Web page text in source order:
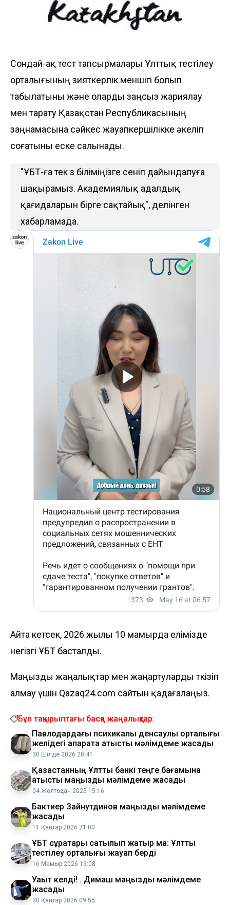
Сондай-ақ тест тапсырмалары Ұлттық тестілеу
орталығының зияткерлік меншігі болып
табылатыны және оларды заңсыз жариялау
мен тарату Қазақстан Республикасының
заңнамасына сәйкес жауапкершілікке әкеліп
соғатыны еске салынады.
"ҰБТ-ға тек өз біліміңізге сеніп дайындалуға
шақырамыз. Академиялық адалдық
қағидаларын бірге сақтайық", делінген
хабарламада.
Айта кетсек, 2026 жылы 10 мамырда елімізде
негізгі ҰБТ басталды.
Маңызды жаңалықтар мен жаңартуларды өткізіп
алмау үшін Qazaq24.com сайтын қадағалаңыз.
Бұл тақырыптағы басқа жаңалықтар:
Павлодардағы психикалық денсаулық орталығы
желідегі ақпаратқа қатысты мәлімдеме жасады
30 Шілде 2026 20:41
Қазақстанның Ұлттық банкі теңге бағамына
қатысты маңызды мәлімдеме жасады
04 Желтоқсан 2025 15:16
Бактиер Зайнутдинов маңызды мәлімдеме
жасады
11 Қаңтар 2026 21:00
ҰБТ сұрақтары сатылып жатыр ма: Ұлттық
тестілеу орталығы жауап берді
16 Мамыр 2026 19:08
Уақыт келді! . Димаш маңызды мәлімдеме
жасады
30 Қаңтар 2026 09:55